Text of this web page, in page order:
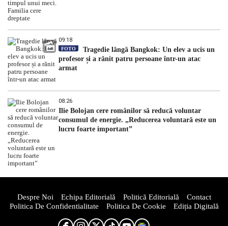
09:18
FOTO
Tragedie lângă Bangkok: Un elev a ucis un
profesor și a rănit patru persoane într-un atac
armat
08:26
Ilie Bolojan cere românilor să reducă voluntar
consumul de energie. „Reducerea voluntară este un
lucru foarte important”
Despre Noi Echipa Editorială Politică Editorială
Contact
Politica De Confidentialitate
Politica De Cookie Ediția Digitală